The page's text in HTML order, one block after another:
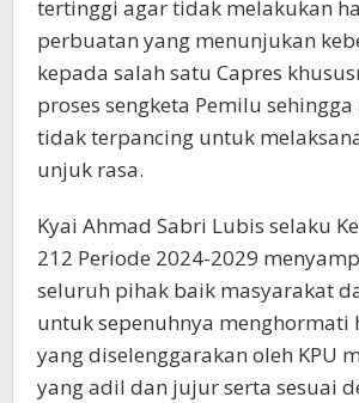
tertinggi agar tidak melakukan
perbuatan yang menunjukan
kepada salah satu Capres
proses sengketa Pemilu
tidak terpancing untuk
unjuk rasa.
Kyai Ahmad Sabri Lubis selaku
212 Periode 2024-2029
seluruh pihak baik masyarakat
untuk sepenuhnya menghormati
yang diselenggarakan oleh KPU
yang adil dan jujur serta sesuai